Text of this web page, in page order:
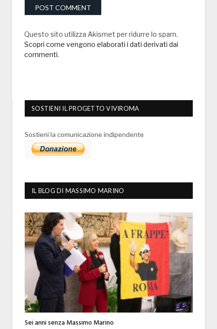
Questo sito utilizza Akismet per ridurre lo spam.
Scopri come vengono elaborati i dati derivati dai
commenti.
SOSTIENI IL PROGETTO VIVIROMA
Sostieni la comunicazione indipendente
IL BLOG DI MASSIMO MARINO
Sei anni senza Massimo Marino